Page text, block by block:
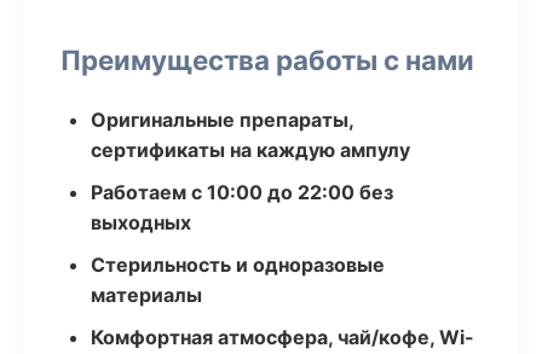
Преимущества работы с нами
Оригинальные препараты,
сертификаты на каждую ампулу
Работаем с 10:00 до 22:00 без
выходных
Стерильность и одноразовые
материалы
Комфортная атмосфера, чай/кофе, Wi-